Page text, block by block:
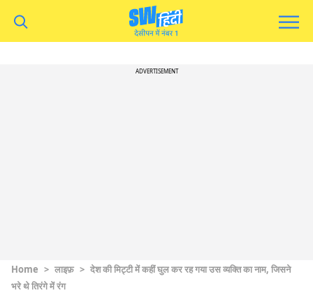
ADVERTISEMENT
Home > लाइफ़ > देश की मिट्टी में कहीं घुल कर रह गया उस व्यक्ति का नाम, जिसने
भरे थे तिरंगे में रंग